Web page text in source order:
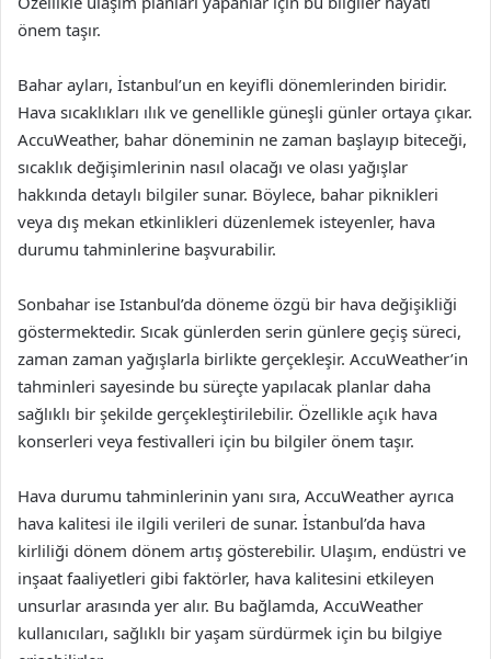
önem taşır.
Bahar ayları, İstanbul’un en keyifli dönemlerinden biridir.
Hava sıcaklıkları ılık ve genellikle güneşli günler ortaya çıkar.
AccuWeather, bahar döneminin ne zaman başlayıp biteceği,
sıcaklık değişimlerinin nasıl olacağı ve olası yağışlar
hakkında detaylı bilgiler sunar. Böylece, bahar piknikleri
veya dış mekan etkinlikleri düzenlemek isteyenler, hava
durumu tahminlerine başvurabilir.
Sonbahar ise Istanbul’da döneme özgü bir hava değişikliği
göstermektedir. Sıcak günlerden serin günlere geçiş süreci,
zaman zaman yağışlarla birlikte gerçekleşir. AccuWeather’in
tahminleri sayesinde bu süreçte yapılacak planlar daha
sağlıklı bir şekilde gerçekleştirilebilir. Özellikle açık hava
konserleri veya festivalleri için bu bilgiler önem taşır.
Hava durumu tahminlerinin yanı sıra, AccuWeather ayrıca
hava kalitesi ile ilgili verileri de sunar. İstanbul’da hava
kirliliği dönem dönem artış gösterebilir. Ulaşım, endüstri ve
inşaat faaliyetleri gibi faktörler, hava kalitesini etkileyen
unsurlar arasında yer alır. Bu bağlamda, AccuWeather
kullanıcıları, sağlıklı bir yaşam sürdürmek için bu bilgiye